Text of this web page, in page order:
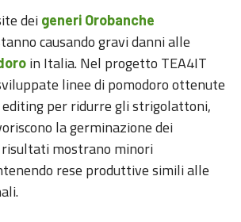
dei generi Orobanche
causando gravi danni alle
in Italia. Nel progetto TEA4IT
linee di pomodoro ottenute
per ridurre gli strigolattoni,
la germinazione dei
mostrano minori
rese produttive simili alle